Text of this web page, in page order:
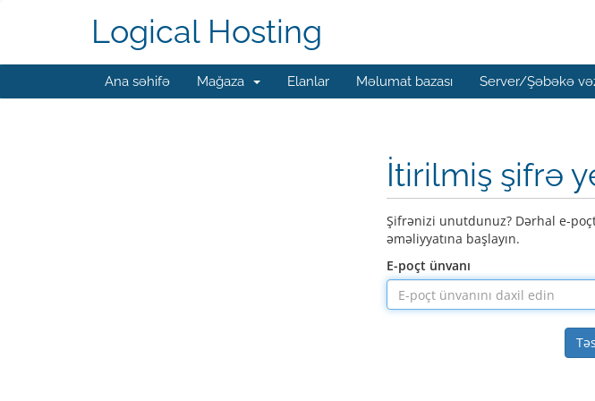
Logical Hosting
Ana səhifə Mağaza Elanlar Məlumat bazası Server/Şəbəkə
İtirilmiş şifrə
Şifrənizi unutdunuz? Dərhal e-
əməliyyatına başlayın.
E-poçt ünvanı